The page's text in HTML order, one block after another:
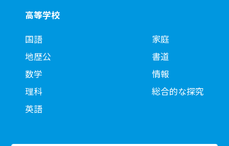
高等学校
国語
地歴公
数学
理科
英語
家庭
書道
情報
総合的な探究